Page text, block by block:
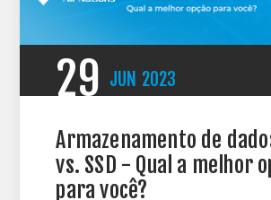
29 JUN 2023
Armazenamento de
vs. SSD - Qual a melhor
para você?